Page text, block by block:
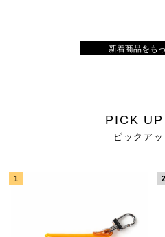
新着商品をも
PICK
ピックア